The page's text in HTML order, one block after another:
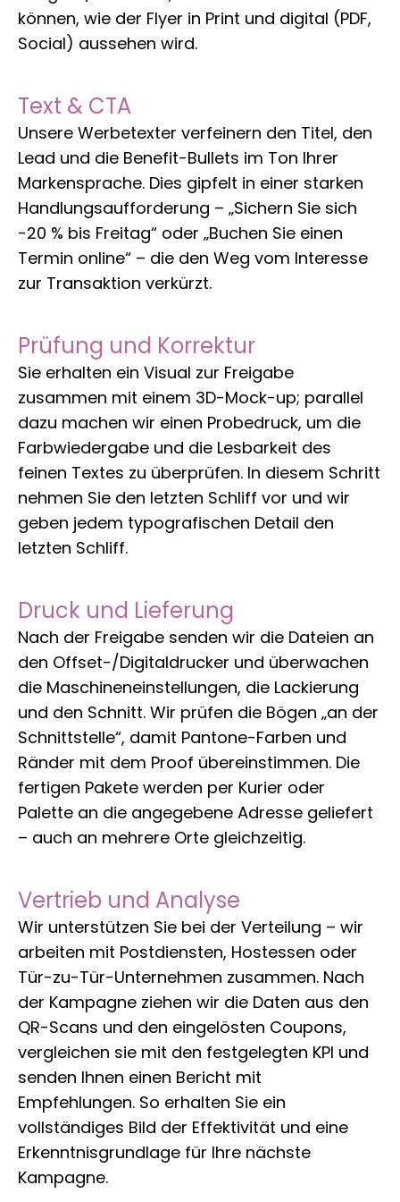
können, wie der Flyer in Print und digital (PDF,
Social) aussehen wird.
Text & CTA
Unsere Werbetexter verfeinern den Titel, den
Lead und die Benefit-Bullets im Ton Ihrer
Markensprache. Dies gipfelt in einer starken
Handlungsaufforderung – „Sichern Sie sich
-20 % bis Freitag“ oder „Buchen Sie einen
Termin online“ – die den Weg vom Interesse
zur Transaktion verkürzt.
Prüfung und Korrektur
Sie erhalten ein Visual zur Freigabe
zusammen mit einem 3D-Mock-up; parallel
dazu machen wir einen Probedruck, um die
Farbwiedergabe und die Lesbarkeit des
feinen Textes zu überprüfen. In diesem Schritt
nehmen Sie den letzten Schliff vor und wir
geben jedem typografischen Detail den
letzten Schliff.
Druck und Lieferung
Nach der Freigabe senden wir die Dateien an
den Offset-/Digitaldrucker und überwachen
die Maschineneinstellungen, die Lackierung
und den Schnitt. Wir prüfen die Bögen „an der
Schnittstelle“, damit Pantone-Farben und
Ränder mit dem Proof übereinstimmen. Die
fertigen Pakete werden per Kurier oder
Palette an die angegebene Adresse geliefert
– auch an mehrere Orte gleichzeitig.
Vertrieb und Analyse
Wir unterstützen Sie bei der Verteilung – wir
arbeiten mit Postdiensten, Hostessen oder
Tür-zu-Tür-Unternehmen zusammen. Nach
der Kampagne ziehen wir die Daten aus den
QR-Scans und den eingelösten Coupons,
vergleichen sie mit den festgelegten KPI und
senden Ihnen einen Bericht mit
Empfehlungen. So erhalten Sie ein
vollständiges Bild der Effektivität und eine
Erkenntnisgrundlage für Ihre nächste
Kampagne.